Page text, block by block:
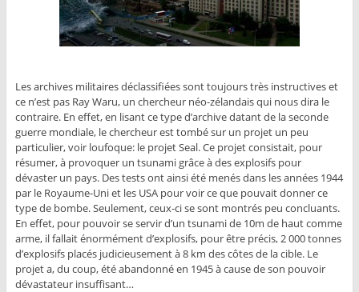
Les archives militaires déclassifiées sont toujours très instructives et
ce n’est pas Ray Waru, un chercheur néo-zélandais qui nous dira le
contraire. En effet, en lisant ce type d’archive datant de la seconde
guerre mondiale, le chercheur est tombé sur un projet un peu
particulier, voir loufoque: le projet Seal. Ce projet consistait, pour
résumer, à provoquer un tsunami grâce à des explosifs pour
dévaster un pays. Des tests ont ainsi été menés dans les années 1944
par le Royaume-Uni et les USA pour voir ce que pouvait donner ce
type de bombe. Seulement, ceux-ci se sont montrés peu concluants.
En effet, pour pouvoir se servir d’un tsunami de 10m de haut comme
arme, il fallait énormément d’explosifs, pour être précis, 2 000 tonnes
d’explosifs placés judicieusement à 8 km des côtes de la cible. Le
projet a, du coup, été abandonné en 1945 à cause de son pouvoir
dévastateur insuffisant…